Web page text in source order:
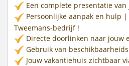
Een complete presentatie
Persoonlijke aanpak en hulp
Tweemans-bedrijf !
Directe doorlinken naar jouw
Gebruik van
Jouw vakantiehuis zichtbaar